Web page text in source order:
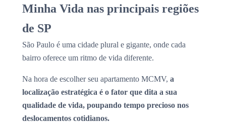
Minha Vida nas principais regiões
de SP
São Paulo é uma cidade plural e gigante, onde cada
bairro oferece um ritmo de vida diferente.
Na hora de escolher seu apartamento MCMV, a
localização estratégica é o fator que dita a sua
qualidade de vida, poupando tempo precioso nos
deslocamentos cotidianos.